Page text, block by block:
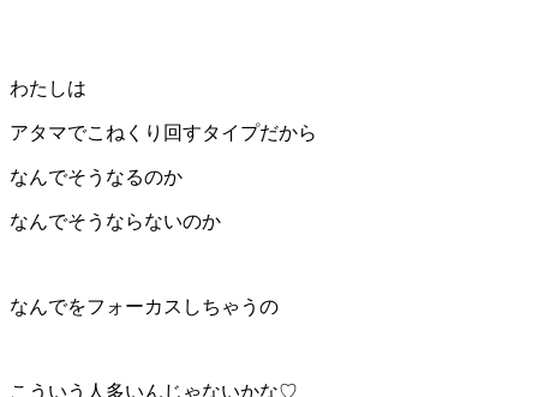
わたしは
アタマでこねくり回すタイプだから
なんでそうなるのか
なんでそうならないのか
なんでをフォーカスしちゃうの
こういう人多いんじゃないかな♡